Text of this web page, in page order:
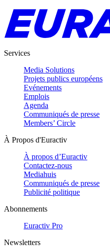
Services
Media Solutions
Projets publics européens
Evénements
Emplois
Agenda
Communiqués de presse
Members’ Circle
À Propos d'Euractiv
À propos d’Euractiv
Contactez-nous
Mediahuis
Communiqués de presse
Publicité politique
Abonnements
Euractiv Pro
Newsletters